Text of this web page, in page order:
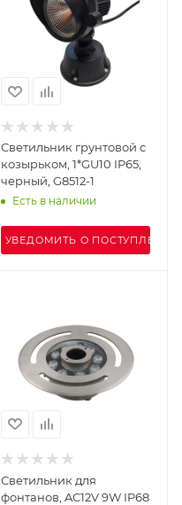
Светильник грунтовой с
козырьком, 1*GU10 IP65,
черный, G8512-1
Есть в наличии
УВЕДОМИТЬ О ПОСТУПЛЕНИИ
Светильник для
фонтанов, AC12V 9W IP68